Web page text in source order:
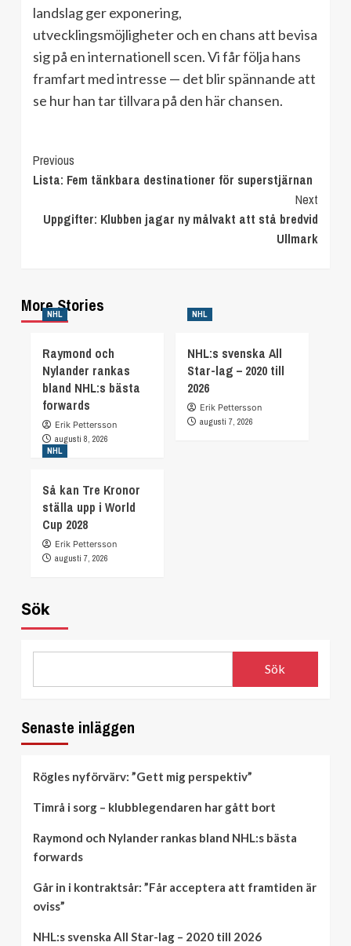
landslag ger exponering,
utvecklingsmöjligheter och en chans att bevisa
sig på en internationell scen. Vi får följa hans
framfart med intresse — det blir spännande att
se hur han tar tillvara på den här chansen.
Continue
Reading
Previous
Lista: Fem tänkbara destinationer för superstjärnan
Next
Uppgifter: Klubben jagar ny målvakt att stå bredvid
Ullmark
More Stories
NHL
Raymond och
Nylander rankas
bland NHL:s bästa
forwards
Erik Pettersson
augusti 8, 2026
NHL
NHL:s svenska All
Star-lag – 2020 till
2026
Erik Pettersson
augusti 7, 2026
NHL
Så kan Tre Kronor
ställa upp i World
Cup 2028
Erik Pettersson
augusti 7, 2026
Sök
Sök
Senaste inläggen
Rögles nyförvärv: ”Gett mig perspektiv”
Timrå i sorg – klubblegendaren har gått bort
Raymond och Nylander rankas bland NHL:s bästa
forwards
Går in i kontraktsår: ”Får acceptera att framtiden är
oviss”
NHL:s svenska All Star-lag – 2020 till 2026